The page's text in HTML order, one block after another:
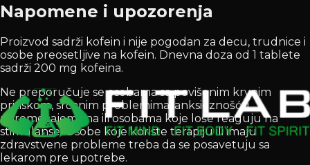
Napomene i upozorenja
Proizvod sadrži kofein i nije pogodan za decu, trudnice i
osobe preosetljive na kofein. Dnevna doza od 1 tablete
sadrži 200 mg kofeina.
Ne preporučuje se osobama sa povišenim krvnim
pritiskom, srčanim problemima, anksioznošću,
poremećajem sna ili osobama koje loše reaguju na
stimulanse. Osobe koje koriste terapiju ili imaju
zdravstvene probleme treba da se posavetuju sa
lekarom pre upotrebe.